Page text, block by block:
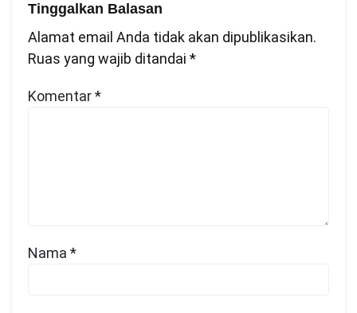
Tinggalkan Balasan
Alamat email Anda tidak akan dipublikasikan.
Ruas yang wajib ditandai *
Komentar*
Nama *